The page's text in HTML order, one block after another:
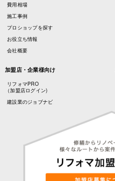
費用相場
施工事例
プロショップを探す
お役立ち情報
会社概要
加盟店・企業様向け
リフォマPRO
（加盟店ログイン)
建設業のジョブナビ